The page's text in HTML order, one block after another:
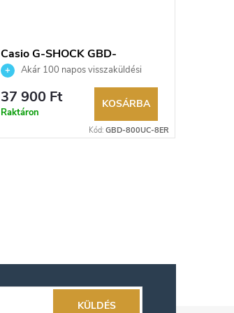
Casio G-SHOCK GBD-
800UC-8ER karóra
Akár 100 napos visszaküldési
lehetőség. Hivatalos márkakereskedő.
37 900 Ft
Raktáron
KOSÁRBA
Kód: GBD-800UC-8ER
KÜLDÉS